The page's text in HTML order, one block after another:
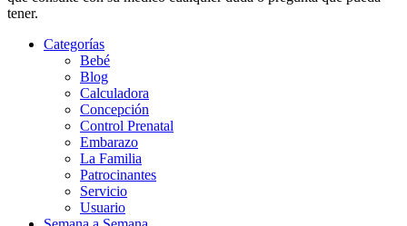
tener.
Categorías
Bebé
Blog
Calculadora
Concepción
Control Prenatal
Embarazo
La Familia
Patrocinantes
Servicio
Usuario